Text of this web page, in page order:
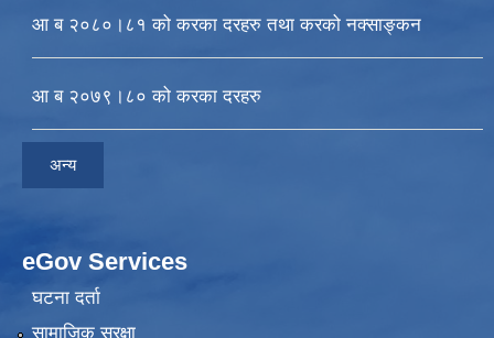
आ ब २०८०।८१ को करका दरहरु तथा करको नक्साङ्कन
आ ब २०७९।८० को करका दरहरु
अन्य
eGov Services
घटना दर्ता
सामाजिक सुरक्षा